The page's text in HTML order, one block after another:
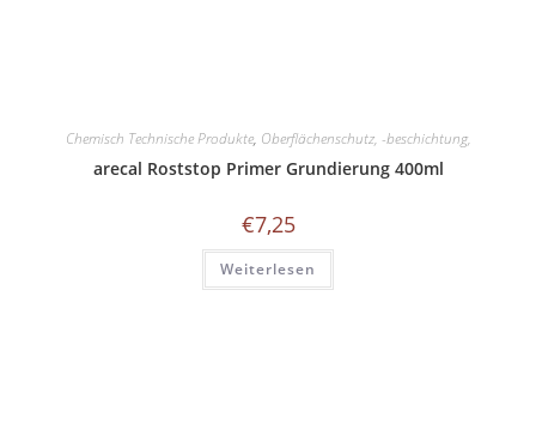
Chemisch Technische Produkte, Oberflächenschutz, -beschichtung,
arecal Roststop Primer Grundierung 400ml
€7,25
Weiterlesen